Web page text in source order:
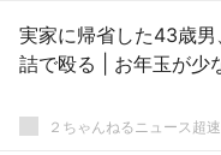
実家に帰省した43歳
詰で殴る | お
２ちゃんねるニュース超